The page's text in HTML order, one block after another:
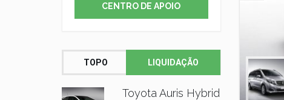
CENTRO DE APOIO
TOPO LIQUIDAÇÃO
Toyota Auris Hybrid